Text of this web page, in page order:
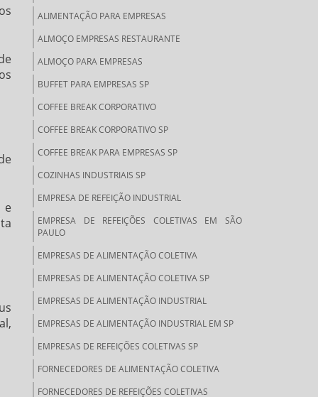
e
ALIMENTAÇÃO PARA EMPRESAS
ALMOÇO EMPRESAS RESTAURANTE
ALMOÇO PARA EMPRESAS
BUFFET PARA EMPRESAS SP
COFFEE BREAK CORPORATIVO
COFFEE BREAK CORPORATIVO SP
COFFEE BREAK PARA EMPRESAS SP
COZINHAS INDUSTRIAIS SP
EMPRESA DE REFEIÇÃO INDUSTRIAL
EMPRESA DE REFEIÇÕES COLETIVAS EM SÃO
PAULO
EMPRESAS DE ALIMENTAÇÃO COLETIVA
EMPRESAS DE ALIMENTAÇÃO COLETIVA SP
EMPRESAS DE ALIMENTAÇÃO INDUSTRIAL
EMPRESAS DE ALIMENTAÇÃO INDUSTRIAL EM SP
EMPRESAS DE REFEIÇÕES COLETIVAS SP
FORNECEDORES DE ALIMENTAÇÃO COLETIVA
FORNECEDORES DE REFEIÇÕES COLETIVAS